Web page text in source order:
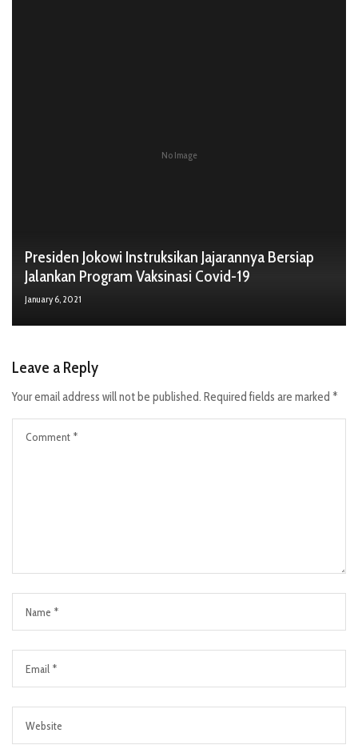
No Image
Presiden Jokowi Instruksikan Jajarannya Bersiap
Jalankan Program Vaksinasi Covid-19
January 6, 2021
Leave a Reply
Your email address will not be published. Required fields are marked *